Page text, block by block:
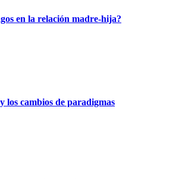
en la relación madre-hija?
los cambios de paradigmas